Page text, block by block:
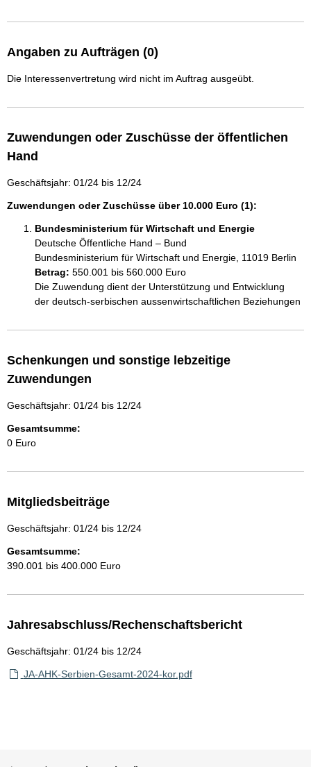
Angaben zu Aufträgen (0)
Die Interessenvertretung wird nicht im Auftrag ausgeübt.
Zuwendungen oder Zuschüsse der öffentlichen
Hand
Geschäftsjahr: 01/24 bis 12/24
Zuwendungen oder Zuschüsse über 10.000 Euro (1):
Bundesministerium für Wirtschaft und Energie
Deutsche Öffentliche Hand – Bund
Bundesministerium für Wirtschaft und Energie, 11019 Berlin
Betrag: 550.001 bis 560.000 Euro
Die Zuwendung dient der Unterstützung und Entwicklung
der deutsch-serbischen aussenwirtschaftlichen Beziehungen
Schenkungen und sonstige lebzeitige
Zuwendungen
Geschäftsjahr: 01/24 bis 12/24
Gesamtsumme:
0 Euro
Mitgliedsbeiträge
Geschäftsjahr: 01/24 bis 12/24
Gesamtsumme:
390.001 bis 400.000 Euro
Jahresabschluss/Rechenschaftsbericht
Geschäftsjahr: 01/24 bis 12/24
JA-AHK-Serbien-Gesamt-2024-kor.pdf